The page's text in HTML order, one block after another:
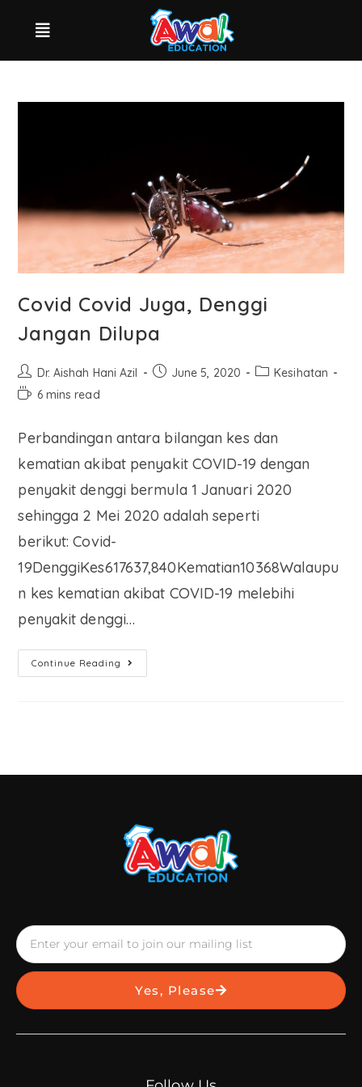
Covid Covid Juga, Denggi
Jangan Dilupa
Dr. Aishah Hani Azil June 5, 2020
Kesihatan
6 mins read
Perbandingan antara bilangan kes dan
kematian akibat penyakit COVID-19 dengan
penyakit denggi bermula 1 Januari 2020
sehingga 2 Mei 2020 adalah seperti
berikut: Covid-
19DenggiKes617637,840Kematian10368Walaupu
n kes kematian akibat COVID-19 melebihi
penyakit denggi…
Continue Reading
Yes, Please